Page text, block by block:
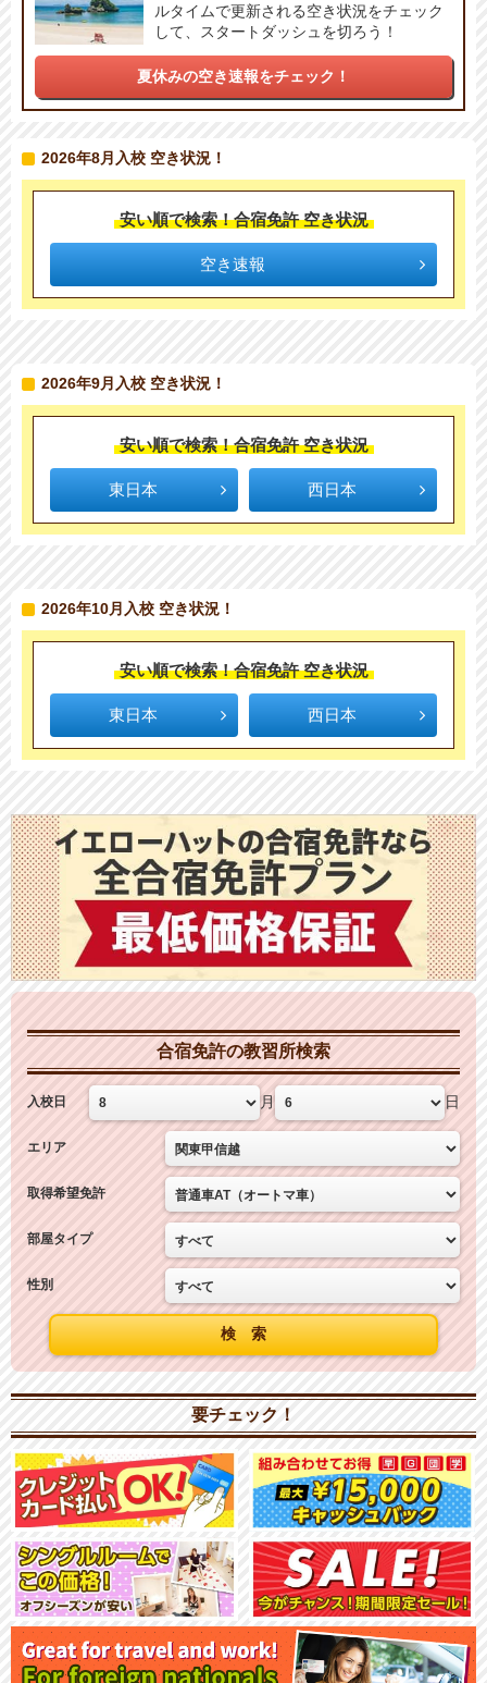
ルタイムで更新される空き状況をチェック
して、スタートダッシュを切ろう！
夏休みの空き速報をチェック！
2026年8月入校 空き状況！
安い順で検索！合宿免許 空き状況
空き速報
2026年9月入校 空き状況！
安い順で検索！合宿免許 空き状況
東日本 西日本
2026年10月入校 空き状況！
安い順で検索！合宿免許 空き状況
東日本 西日本
合宿免許の教習所検索
入校日 月 日
エリア
取得希望免許
部屋タイプ
性別
要チェック！